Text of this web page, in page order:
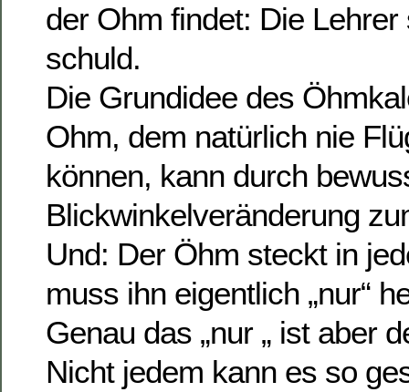
der Ohm findet: Die
schuld.
Die Grundidee des
Ohm, dem natürlich nie
können, kann durch
Blickwinkelveränderung
Und: Der Öhm steckt in
muss ihn eigentlich „nur“
Genau das „nur „ ist aber
Nicht jedem kann es so